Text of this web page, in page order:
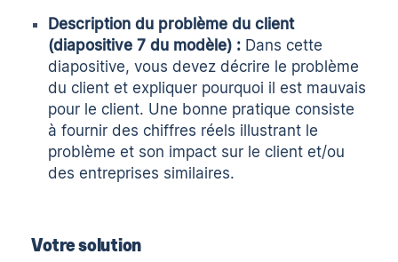
Description du problème du client
(diapositive 7 du modèle) : Dans cette
diapositive, vous devez décrire le problème
du client et expliquer pourquoi il est mauvais
pour le client. Une bonne pratique consiste
à fournir des chiffres réels illustrant le
problème et son impact sur le client et/ou
des entreprises similaires.
Votre solution